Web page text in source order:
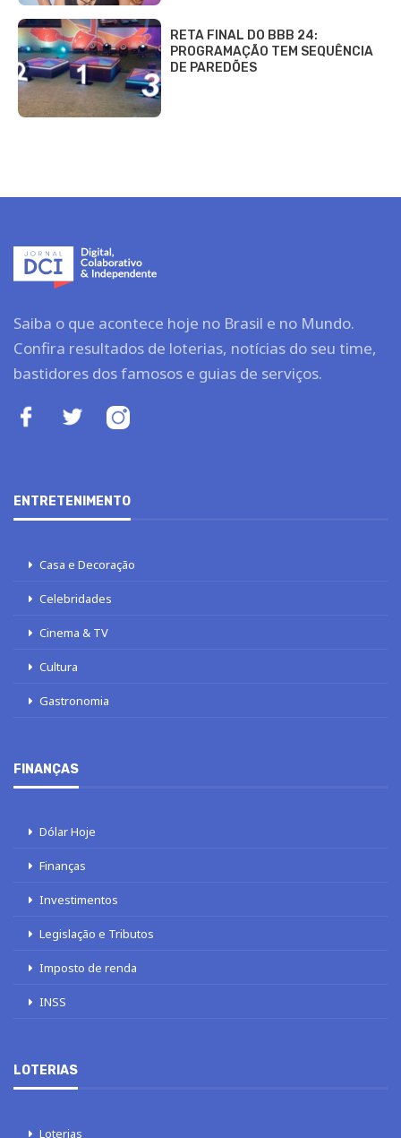
RETA FINAL DO BBB 24:
PROGRAMAÇÃO TEM SEQUÊNCIA
DE PAREDÕES
Saiba o que acontece hoje no Brasil e no Mundo.
Confira resultados de loterias, notícias do seu time,
bastidores dos famosos e guias de serviços.
ENTRETENIMENTO
Casa e Decoração
Celebridades
Cinema & TV
Cultura
Gastronomia
FINANÇAS
Dólar Hoje
Finanças
Investimentos
Legislação e Tributos
Imposto de renda
INSS
LOTERIAS
Loterias